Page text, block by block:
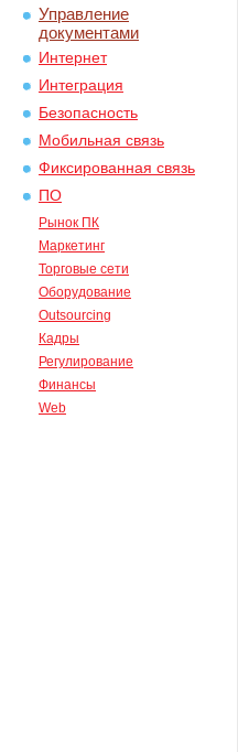
Управление
документами
Интернет
Интеграция
Безопасность
Мобильная связь
Фиксированная связь
ПО
Рынок ПК
Маркетинг
Торговые сети
Оборудование
Outsourcing
Кадры
Регулирование
Финансы
Web